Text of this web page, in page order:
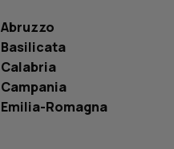
Abruzzo
Basilicata
Calabria
Campania
Emilia-Romagna